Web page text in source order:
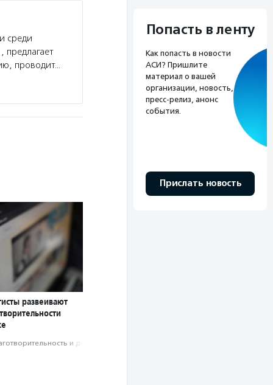
среди
предлагает
проводит…
ВРБОО «Рассвет» создала в
работу шелтеров, в которых получают
оказывает вещевую помощь нуждающимся.
развеивают
и доброволь­чест­во
Попасть в ленту
Как попасть в новости
АСИ? Пришлите
материал о вашей
организации, новость,
пресс-релиз, анонс
события.
Прислать новость